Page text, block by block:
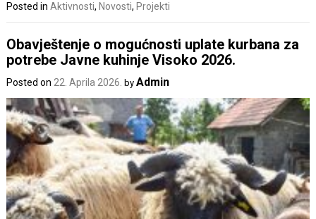
Posted inAktivnosti, Novosti, Projekti
Obavještenje o mogućnosti uplate kurbana za
potrebe Javne kuhinje Visoko 2026.
Posted on 22. Aprila 2026. byAdmin